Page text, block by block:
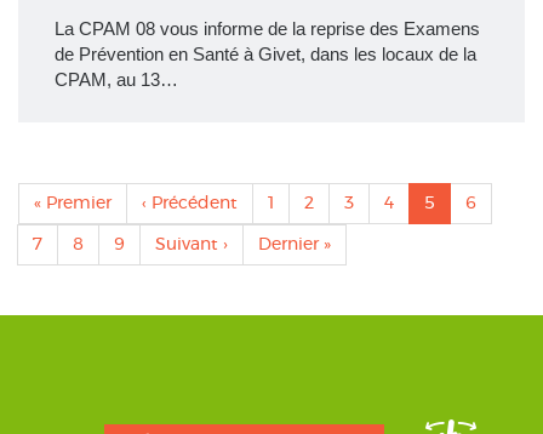
La CPAM 08 vous informe de la reprise des Examens
de Prévention en Santé à Givet, dans les locaux de la
CPAM, au 13…
Pagination
Première
page
« Premier
Page
précédente
‹ Précédent PagePage
2 Page
3 Page
4
Page
actuelle
5 Page
6
Page
7 Page
8 Page
9
Page
suivante
Suivant ›
Dernière
page
Dernier »